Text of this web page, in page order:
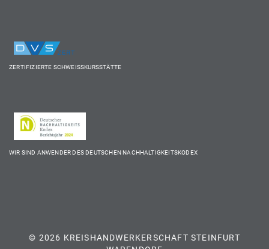
ZERTIFIZIERTE SCHWEISSKURSSTÄTTE
WIR SIND ANWENDER DES DEUTSCHEN NACHHALTIGKEITSKODEX
© 2026 KREISHANDWERKERSCHAFT STEINFURT